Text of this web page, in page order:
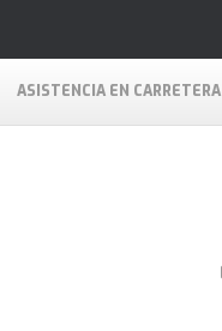
ASISTENCIA EN CARRETERA